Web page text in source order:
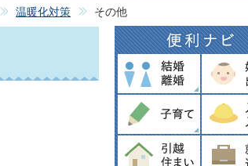
温暖化対策 その他